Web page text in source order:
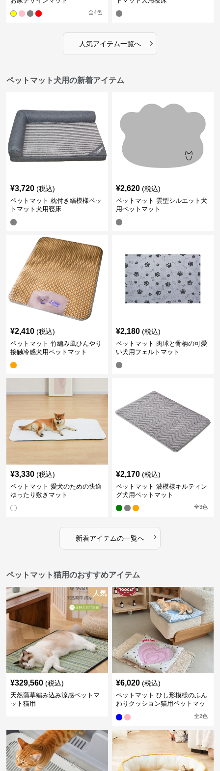
全4色
人気アイテム一覧へ ›
ペットマット犬用の新着アイテム
¥3,720 (税込)
ペットマット 枕付き縞模様ペッ
トマット犬用寝床
¥2,620 (税込)
ペットマット 雲型シルエット犬
用ペットマット
¥2,410 (税込)
ペットマット 竹編み風ひんやり
接触冷感犬用ペットマット
¥2,180 (税込)
ペットマット 肉球と骨柄の可愛
い犬用フェルトマット
¥3,330 (税込)
ペットマット 愛犬のための快適
ゆったり敷きマット
¥2,170 (税込)
ペットマット 波模様キルティン
グ犬用ペットマット
全3色
新着アイテムの一覧へ ›
ペットマット猫用のおすすめアイテム
人気
¥329,560 (税込)
天然蒲草編み込み涼感ペットマ
ット猫用
¥6,020 (税込)
ペットマット ひし形模様のふん
わりクッション猫用ペットマッ
全2色